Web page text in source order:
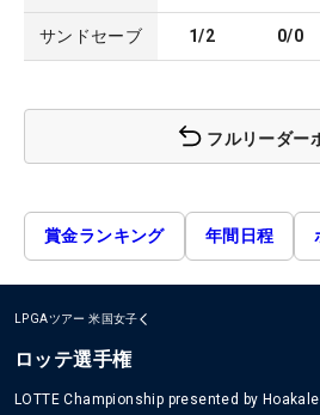
サンドセーブ 1/2 0/0
フルリーダー
賞金ランキング 年間日程
LPGAツアー 米国女子
ロッテ選手権
LOTTE Championship presented by